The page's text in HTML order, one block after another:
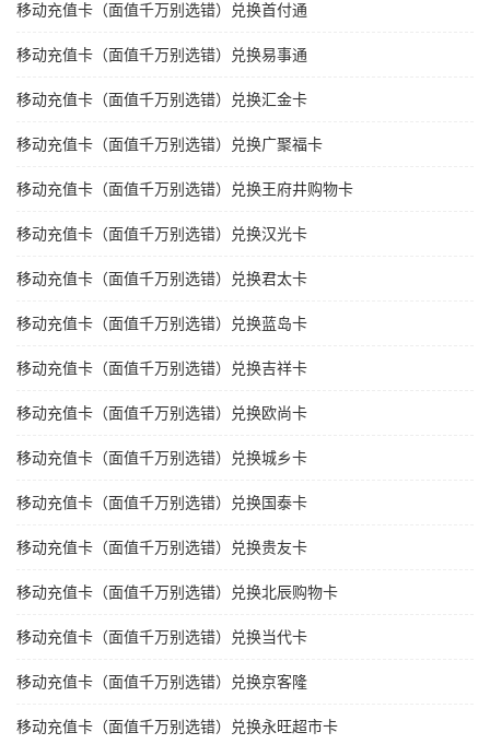
移动充值卡（面值千万别选错）兑换首付通
移动充值卡（面值千万别选错）兑换易事通
移动充值卡（面值千万别选错）兑换汇金卡
移动充值卡（面值千万别选错）兑换广聚福卡
移动充值卡（面值千万别选错）兑换王府井购物卡
移动充值卡（面值千万别选错）兑换汉光卡
移动充值卡（面值千万别选错）兑换君太卡
移动充值卡（面值千万别选错）兑换蓝岛卡
移动充值卡（面值千万别选错）兑换吉祥卡
移动充值卡（面值千万别选错）兑换欧尚卡
移动充值卡（面值千万别选错）兑换城乡卡
移动充值卡（面值千万别选错）兑换国泰卡
移动充值卡（面值千万别选错）兑换贵友卡
移动充值卡（面值千万别选错）兑换北辰购物卡
移动充值卡（面值千万别选错）兑换当代卡
移动充值卡（面值千万别选错）兑换京客隆
移动充值卡（面值千万别选错）兑换永旺超市卡